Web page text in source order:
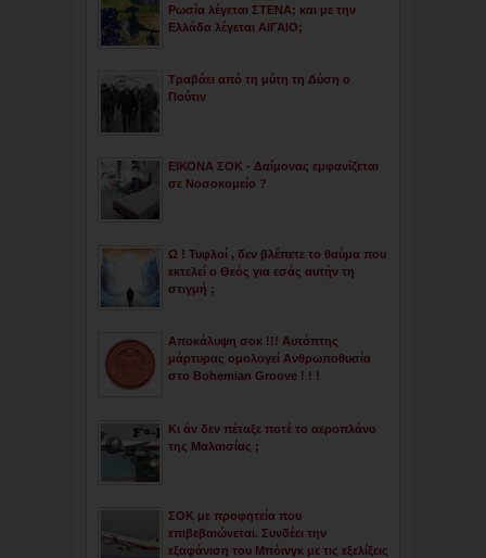
Ρωσία λέγεται ΣΤΕΝΑ; και με την
Ελλάδα λέγεται ΑΙΓΑΙΟ;
Τραβάει από τη μύτη τη Δύση ο
Πούτιν
ΕΙΚΟΝΑ ΣΟΚ - Δαίμονας εμφανίζεται
σε Νοσοκομείο ?
Ω ! Τυφλοί , δεν βλέπετε το θαύμα που
εκτελεί ο Θεός για εσάς αυτήν τη
στιγμή ;
Αποκάλυψη σοκ !!! Αυτόπτης
μάρτυρας ομολογεί Ανθρωποθυσία
στο Bohemian Groove ! ! !
Κι άν δεν πέταξε ποτέ το αεροπλάνο
της Μαλαισίας ;
ΣΟΚ με προφητεία που
επιβεβαιώνεται. Συνδέει την
εξαφάνιση του Μπόινγκ με τις εξελίξεις